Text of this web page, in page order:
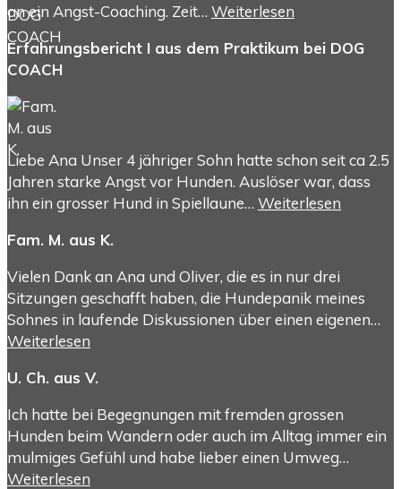
an ein Angst-Coaching. Zeit… Weiterlesen
Erfahrungsbericht I aus dem Praktikum bei DOG
COACH
Liebe Ana Unser 4 jähriger Sohn hatte schon seit ca 2.5
Jahren starke Angst vor Hunden. Auslöser war, dass
ihn ein grosser Hund in Spiellaune… Weiterlesen
Fam. M. aus K.
Vielen Dank an Ana und Oliver, die es in nur drei
Sitzungen geschafft haben, die Hundepanik meines
Sohnes in laufende Diskussionen über einen eigenen…
Weiterlesen
U. Ch. aus V.
Ich hatte bei Begegnungen mit fremden grossen
Hunden beim Wandern oder auch im Alltag immer ein
mulmiges Gefühl und habe lieber einen Umweg…
Weiterlesen